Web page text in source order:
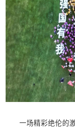
一场精彩绝伦的